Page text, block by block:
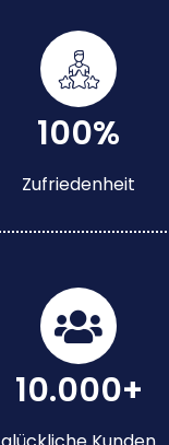
100%
Zufriedenheit
10.000+